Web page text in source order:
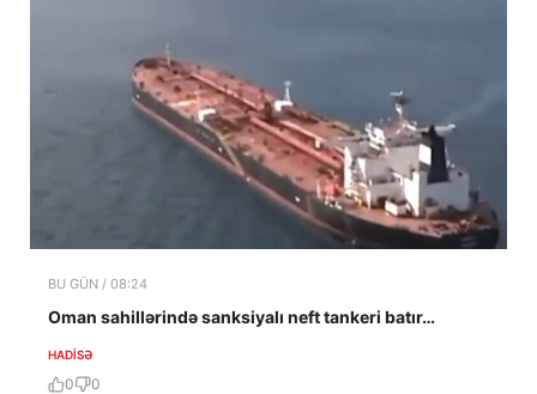
BU GÜN / 08:24
Oman sahillərində sanksiyalı neft tankeri batır…
HADISƏ
0 0